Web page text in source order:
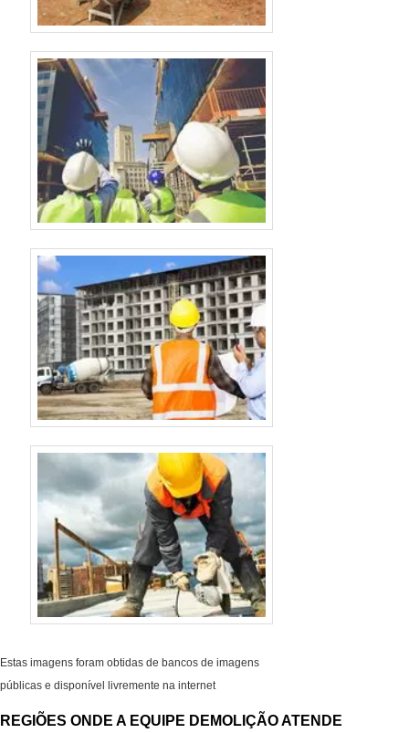
Estas imagens foram obtidas de bancos de imagens
públicas e disponível livremente na internet
REGIÕES ONDE A EQUIPE DEMOLIÇÃO ATENDE